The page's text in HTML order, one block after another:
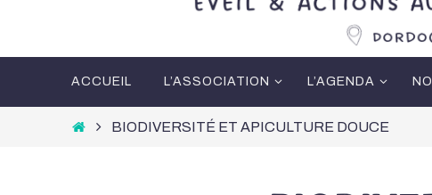
ACCUEIL L’ASSOCIATION L’AGENDA
HomeBIODIVERSITÉ ET APICULTURE DOUCE